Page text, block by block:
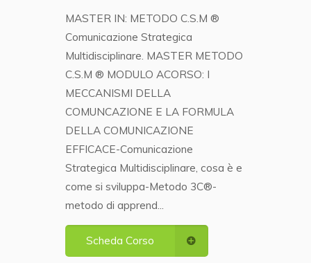
MASTER IN: METODO C.S.M ®
Comunicazione Strategica
Multidisciplinare. MASTER METODO
C.S.M ® MODULO ACORSO: I
MECCANISMI DELLA
COMUNCAZIONE E LA FORMULA
DELLA COMUNICAZIONE
EFFICACE-Comunicazione
Strategica Multidisciplinare, cosa è e
come si sviluppa-Metodo 3C®-
metodo di apprend...
Scheda Corso